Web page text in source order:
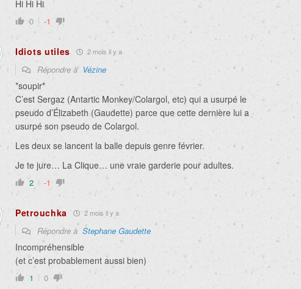
Hi Hi Hi
0 -1
Idiots utiles 2 mois il y a
Répondre à Vézine
*soupir*
C’est Sergaz (Antartic Monkey/Colargol, etc) qui a usurpé le
pseudo d’Élizabeth (Gaudette) parce que cette dernière lui a
usurpé son pseudo de Colargol.
Les deux se lancent la balle depuis genre février.
Je te jure… La Clique… une vraie garderie pour adultes.
2 -1
Petrouchka 2 mois il y a
Répondre à Stephane Gaudette
Incompréhensible
(et c’est probablement aussi bien)
1 0